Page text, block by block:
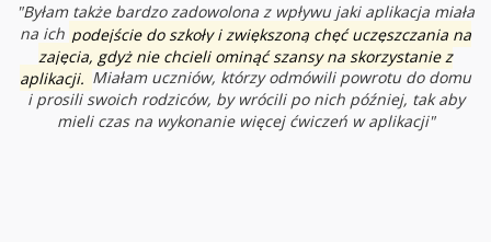
"Byłam także bardzo zadowolona z wpływu jaki aplikacja miała
na ich podejście do szkoły i zwiększoną chęć uczęszczania na
zajęcia, gdyż nie chcieli ominąć szansy na skorzystanie z
aplikacji. Miałam uczniów, którzy odmówili powrotu do domu
i prosili swoich rodziców, by wrócili po nich później, tak aby
mieli czas na wykonanie więcej ćwiczeń w aplikacji"